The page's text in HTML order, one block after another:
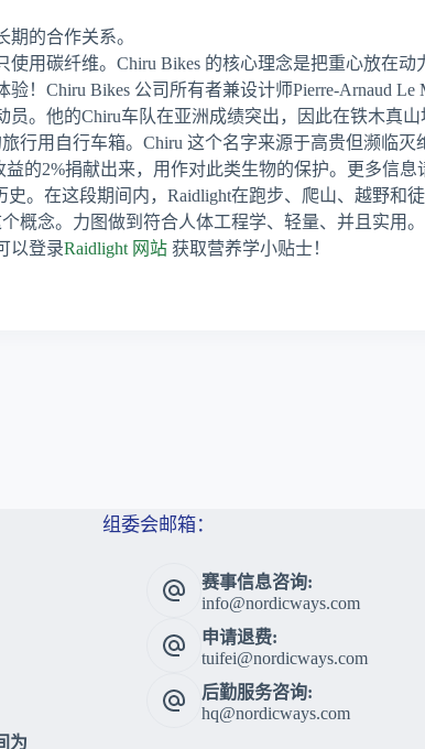
的合作关系。
用碳纤维。Chiru Bikes 的核心理念是把重心放在
！Chiru Bikes 公司所有者兼设计师Pierre-Arnaud Le
。他的Chiru车队在亚洲成绩突出，因此在铁木真
行用自行车箱。Chiru 这个名字来源于高贵但濒临灭
的2%捐献出来，用作对此类生物的保护。更多信息
。在这段期间内，Raidlight在跑步、爬山、越野和
概念。力图做到符合人体工程学、轻量、并且实用
以登录Raidlight 网站 获取营养学小贴士！
为
组委会邮箱：
赛事信息咨询:
info@nordicways.com
申请退费:
tuifei@nordicways.com
后勤服务咨询:
hq@nordicways.com